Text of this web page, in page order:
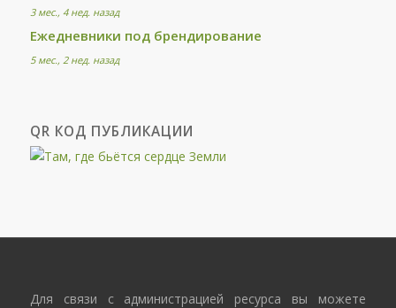
3 мес., 4 нед. назад
Ежедневники под брендирование
5 мес., 2 нед. назад
QR КОД ПУБЛИКАЦИИ
Для связи с администрацией ресурса вы можете